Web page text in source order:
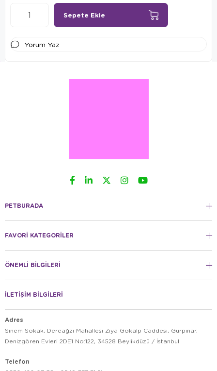
Yorum Yaz
PETBURADA
FAVORİ KATEGORİLER
ÖNEMLİ BİLGİLERİ
İLETİŞİM BİLGİLERİ
Adres
Sinem Sokak, Dereağzı Mahallesi Ziya Gökalp Caddesi, Gürpınar,
Denizgören Evleri 2DE1 No:122, 34528 Beylikdüzü / İstanbul
Telefon